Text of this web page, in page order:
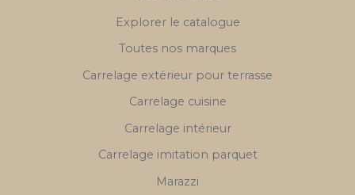
Explorer le catalogue
Toutes nos marques
Carrelage extérieur pour terrasse
Carrelage cuisine
Carrelage intérieur
Carrelage imitation parquet
Marazzi